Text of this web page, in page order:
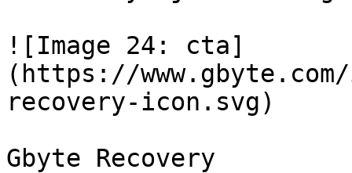
![Image 24: cta]
(https://
recovery-icon.svg)
Gbyte Recovery